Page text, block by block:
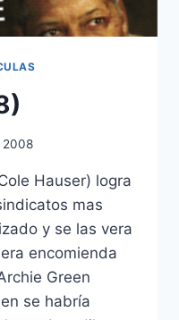
2008
Hauser) logra
mas
y se las vera
encomienda
Green
se habría